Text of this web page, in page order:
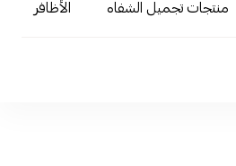
منتجات تجميل الشفاه الأظافر